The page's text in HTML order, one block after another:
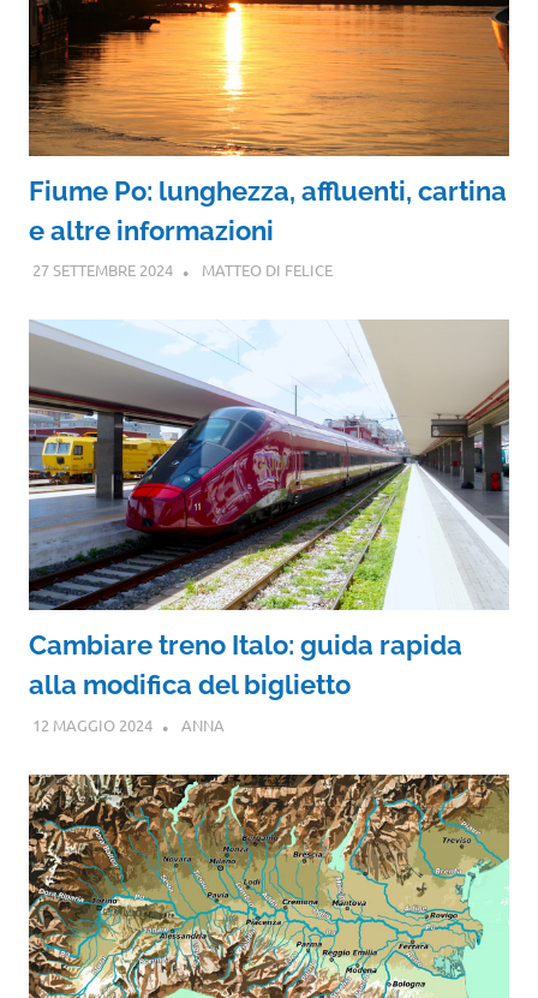
Fiume Po: lunghezza, affluenti, cartina
e altre informazioni
27 SETTEMBRE 2024 MATTEO DI FELICE
Cambiare treno Italo: guida rapida
alla modifica del biglietto
12 MAGGIO 2024 ANNA